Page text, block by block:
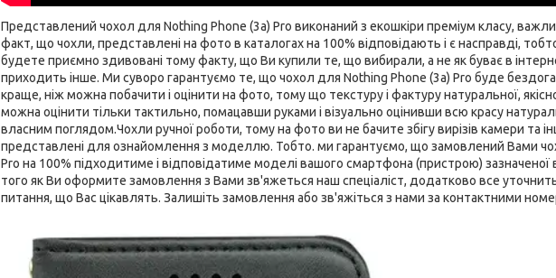
Представлений чохол для Nothing Phone (3a) Pro виконаний з екошкіри преміум класу,
факт, що чохли, представлені на фото в каталогах на 100% відповідають і є насправді,
будете приємно здивовані тому факту, що Ви купили те, що вибирали, а не як буває в
приходить інше. Ми суворо гарантуємо те, що чохол для Nothing Phone (3a) Pro буде
краще, ніж можна побачити і оцінити на фото, тому що текстуру і фактуру натуральної,
можна оцінити тільки тактильно, помацавши руками і візуально оцінивши всю красу
власним поглядом.Чохли ручної роботи, тому на фото ви не бачите збігу вирізів камери та
представлені для ознайомлення з моделлю. Тобто. ми гарантуємо, що замовлений Вами
Pro на 100% підходитиме і відповідатиме моделі вашого смартфона (пристрою) зазначеної
того як Ви оформите замовлення з Вами зв'яжеться наш спеціаліст, додатково все уточнить
питання, що Вас цікавлять. Залишіть замовлення або зв'яжіться з нами за контактними